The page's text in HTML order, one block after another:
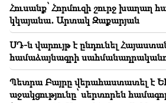
23:50
Կորած iPhone-ը հնարավոր կլինի
«Լոկատորի»․ ստեղծվել է նոր
23:24
Նրանք կարծում էին՝ 48 ժամում
ինչպես Սիրիան. Փեզեշքիան
Հուսանք՝ Հորմուզի շուրջ խաղաղ
կկայանա․ Արտակ Զաքարյան
ՍԴ-ն վարույթ է ընդունել
համաձայնագրի
Պետրա Բայրը վերահաստատել է
աջակցությունը՝ սերտորեն